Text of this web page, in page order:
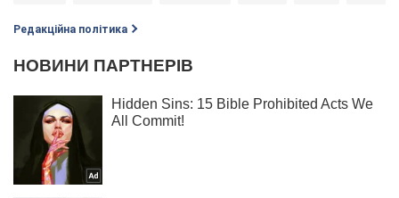
Редакційна політика